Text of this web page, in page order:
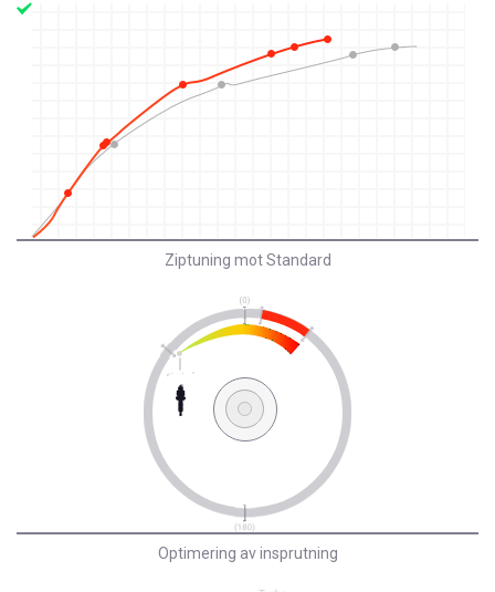
Ziptuning mot Standard
Optimering av insprutning